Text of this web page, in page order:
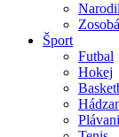
Šport
Futbal
Hokej